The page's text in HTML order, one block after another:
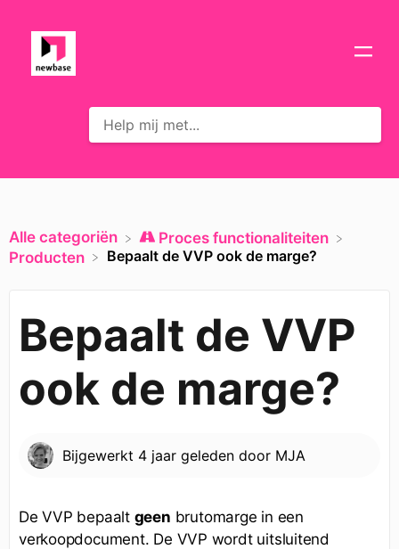
Alle categoriën
​Proces functionaliteiten
​Producten
Bepaalt de VVP ook de marge?
Bepaalt de VVP
ook de marge?
Bijgewerkt 4 jaar geleden door MJA
De VVP bepaalt geen brutomarge in een
verkoopdocument. De VVP wordt uitsluitend